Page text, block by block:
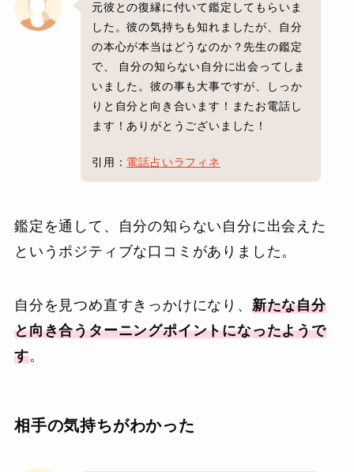
元彼との復縁に付いて鑑定してもらいま
した。彼の気持ちも知れましたが、自分
の本心が本当はどうなのか？先生の鑑定
で、 自分の知らない自分に出会ってしま
いました。彼の事も大事ですが、しっか
りと自分と向き合います！またお電話し
ます！ありがとうございました！
引用： 電話占いラフィネ
鑑定を通して、自分の知らない自分に出会えた
というポジティブな口コミがありました。
自分を見つめ直すきっかけになり、 新たな自分
と向き合うターニングポイントになったようで
す。
相手の気持ちがわかった